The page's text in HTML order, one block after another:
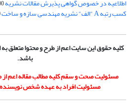
اطلاعیه در خصوص گواهی پذیرش مقالات نشریه
کسب رتبه A "الف" نشریه مهندسی سازه و ساخت
کلیه حقوق این سایت اعم از طرح و محتوا متعلق
باشد.
مسئولیت صحت و سقم کلیه مطالب مقاله اعم از
مسئولیت افراد به عهده شخص